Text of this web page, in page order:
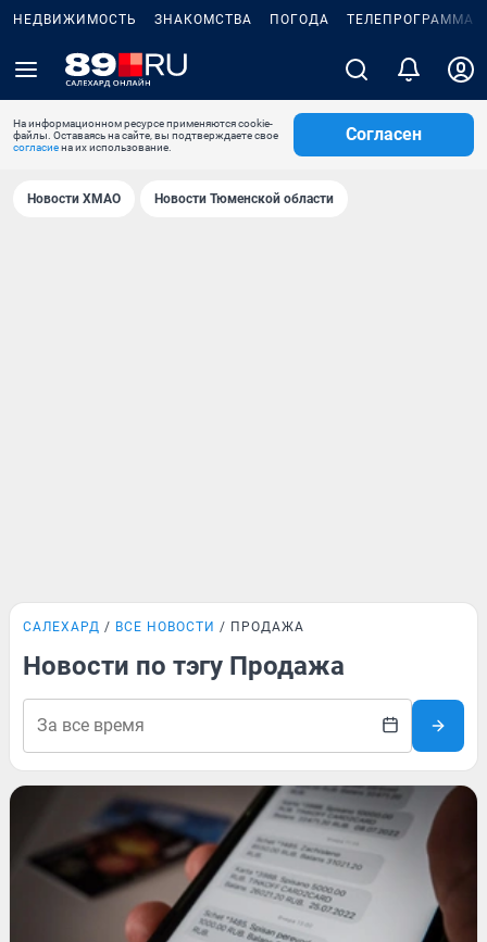
НЕДВИЖИМОСТЬ ЗНАКОМСТВА ПОГОДА ТЕЛЕПРОГРАММА
На информационном ресурсе применяются cookie-
файлы. Оставаясь на сайте, вы подтверждаете свое
согласиена их использование.
Согласен
Новости ХМАО Новости Тюменской области
САЛЕХАРД ВСЕ НОВОСТИ ПРОДАЖА
Новости по тэгу Продажа